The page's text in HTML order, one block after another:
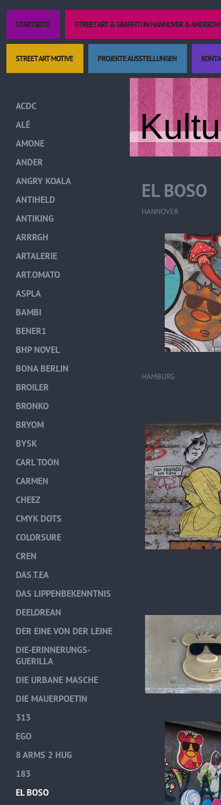
STARTSEITE STREET ART & GRAFFITI IN HANNOVER &
STREET ART MOTIVE PROJEKTE AUSSTELLUNGEN
ACDC
ALÉ
AMONE
ANDER
ANGRY KOALA
ANTIHELD
ANTIKING
ARRRGH
ARTALERIE
ART.OMATO
ASPLA
BAMBI
BENER1
BHP NOVEL
BONA BERLIN
BROILER
BRONKO
BRYOM
BYSK
CARL TOON
CARMEN
CHEEZ
CMYK DOTS
COLORSURE
CREN
DAS.T.EA
DAS LIPPENBEKENNTNIS
DEELOREAN
DER EINE VON DER LEINE
DIE-ERINNERUNGS-
GUERILLA
DIE URBANE MASCHE
DIE MAUERPOETIN
313
EGO
8 ARMS 2 HUG
183
EL BOSO
EL BOSO
HANNOVER
HAMBURG